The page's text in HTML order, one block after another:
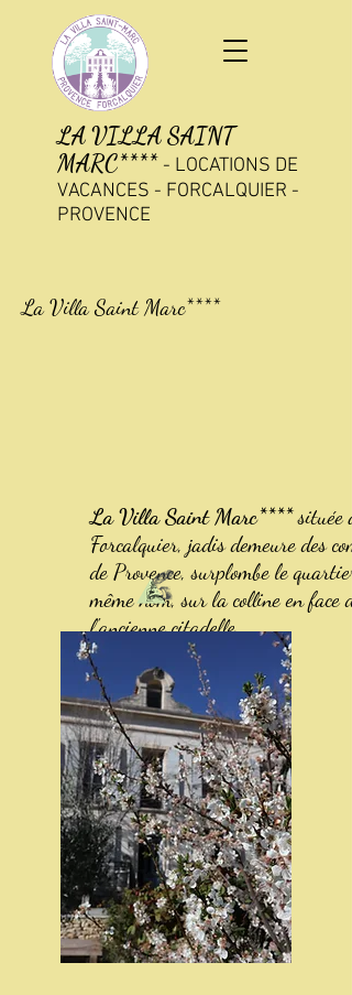
LA VILLA SAINT
MARC**** - LOCATIONS DE
VACANCES - FORCALQUIER -
PROVENCE
La Villa Saint Marc****
La Villa Saint Marc****située à
Forcalquier, jadis demeure des
de Provence, surplombe le quartier
même nom, sur la colline en face de
l'ancienne citadelle .